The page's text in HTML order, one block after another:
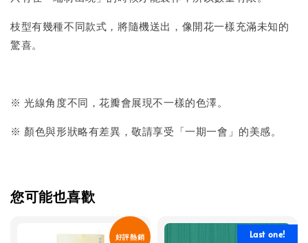
枝型有幾種不同款式，將隨機送出，像開花一樣充滿未知的
驚喜。
※ 光線角度不同，花瓣會展現不一樣的色澤。
※ 顏色與形狀略有差異，敬請享受「一期一會」的美感。
您可能也喜歡
好評熱銷 Last one!